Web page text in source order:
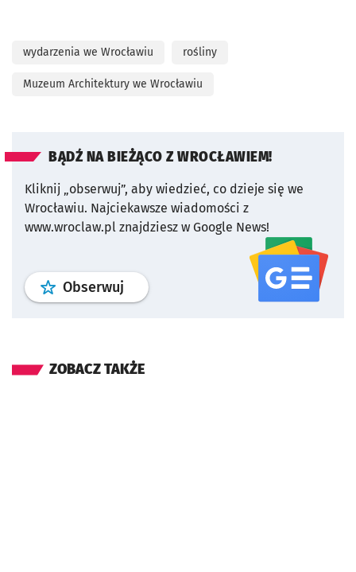
wydarzenia we Wrocławiu rośliny
Muzeum Architektury we Wrocławiu
BĄDŹ NA BIEŻĄCO Z WROCŁAWIEM!
Kliknij „obserwuj”, aby wiedzieć, co dzieje się we
Wrocławiu. Najciekawsze wiadomości z
www.wroclaw.pl znajdziesz w Google News!
Obserwuj profil serwisu
ZOBACZ TAKŻE